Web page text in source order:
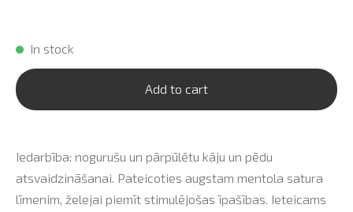
In stock
Add to cart
Iedarbība: nogurušu un pārpūlētu kāju un pēdu
atsvaidzināšanai. Pateicoties augstam mentola satura
līmenim, želejai piemīt stimulējošas īpašības. Ieteicams